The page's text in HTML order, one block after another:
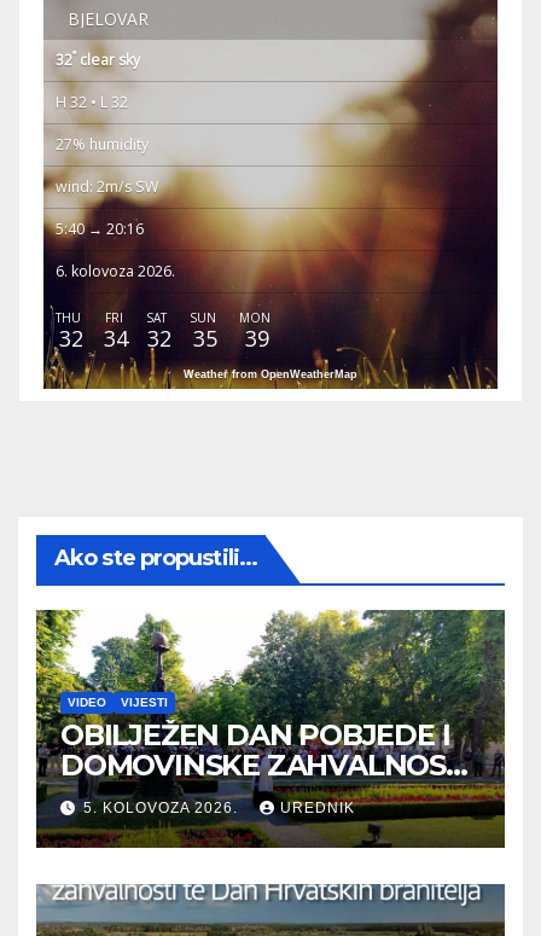
BJELOVAR
32° clear sky
H 32 • L 32
27% humidity
wind: 2m/s SW
5:40 → 20:16
6. kolovoza 2026.
THU
32
FRI
34
SAT
32
SUN
35
MON
39
Weather from OpenWeatherMap
Ako ste propustili...
VIDEO VIJESTI
OBILJEŽEN DAN POBJEDE I
DOMOVINSKE ZAHVALNOSTI
TE DAN HRVATSKIH
BRANITELJA
5. KOLOVOZA 2026. UREDNIK